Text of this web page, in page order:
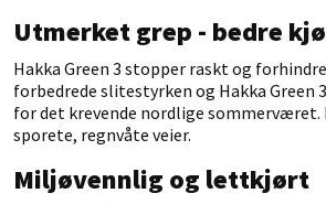
Utmerket grep - bedre
Hakka Green 3 stopper raskt og
forbedrede slitestyrken og Hakka
for det krevende nordlige
sporete, regnvåte veier.
Miljøvennlig og lettkjørt